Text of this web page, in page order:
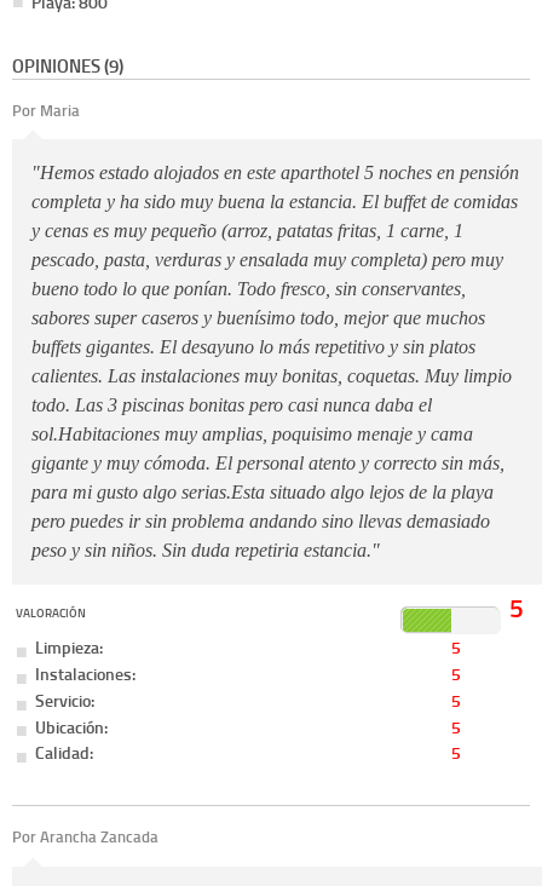
OPINIONES (9)
Por Maria
"Hemos estado alojados en este aparthotel 5 noches en pensión
completa y ha sido muy buena la estancia. El buffet de comidas
y cenas es muy pequeño (arroz, patatas fritas, 1 carne, 1
pescado, pasta, verduras y ensalada muy completa) pero muy
bueno todo lo que ponían. Todo fresco, sin conservantes,
sabores super caseros y buenísimo todo, mejor que muchos
buffets gigantes. El desayuno lo más repetitivo y sin platos
calientes. Las instalaciones muy bonitas, coquetas. Muy limpio
todo. Las 3 piscinas bonitas pero casi nunca daba el
sol.Habitaciones muy amplias, poquisimo menaje y cama
gigante y muy cómoda. El personal atento y correcto sin más,
para mi gusto algo serias.Esta situado algo lejos de la playa
pero puedes ir sin problema andando sino llevas demasiado
peso y sin niños. Sin duda repetiria estancia."
VALORACIÓN 5
Limpieza:
5
Instalaciones:
5
Servicio:
5
Ubicación:
5
Calidad:
5
Por Arancha Zancada